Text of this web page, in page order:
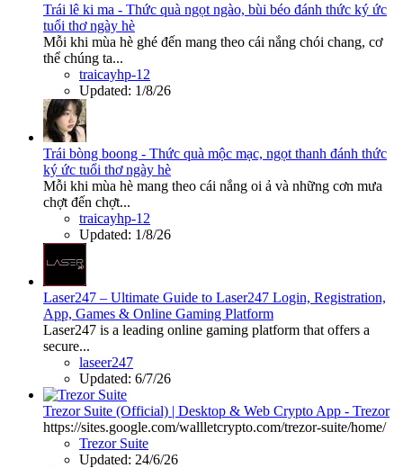
Trái lê ki ma - Thức quà ngọt ngào, bùi béo đánh thức ký ức
tuổi thơ ngày hè
Mỗi khi mùa hè ghé đến mang theo cái nắng chói chang, cơ
thể chúng ta...
traicayhp-12
Updated: 1/8/26
Trái bòng boong - Thức quà mộc mạc, ngọt thanh đánh thức
ký ức tuổi thơ ngày hè
Mỗi khi mùa hè mang theo cái nắng oi ả và những cơn mưa
chợt đến chợt...
traicayhp-12
Updated: 1/8/26
Laser247 – Ultimate Guide to Laser247 Login, Registration,
App, Games & Online Gaming Platform
Laser247 is a leading online gaming platform that offers a
secure...
laseer247
Updated: 6/7/26
Trezor Suite (Official) | Desktop & Web Crypto App - Trezor
https://sites.google.com/wallletcrypto.com/trezor-suite/home/
Trezor Suite
Updated: 24/6/26